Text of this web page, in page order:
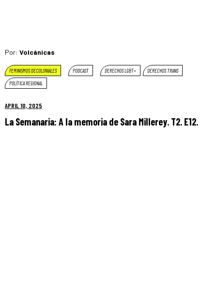
Por: Volcánicas
FEMINISMOS DECOLONIALES PODCAST DERECHOS LGBT+
DERECHOS TRANS
POLÍTICA REGIONAL
APRIL 10, 2025
La Semanaria: A la memoria de Sara Millerey. T2. E12.